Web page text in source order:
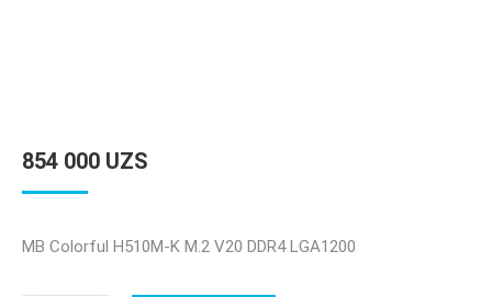
854 000 UZS
MB Colorful H510M-K M.2 V20 DDR4 LGA1200